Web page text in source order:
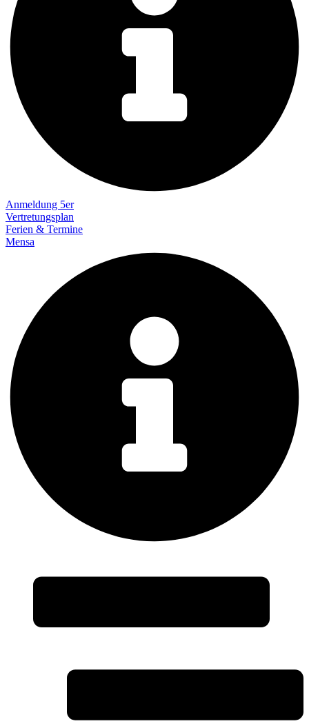
Anmeldung 5er
Vertretungsplan
Ferien & Termine
Mensa